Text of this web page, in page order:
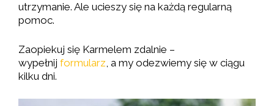
utrzymanie. Ale ucieszy się na każdą regularną
pomoc.
Zaopiekuj się Karmelem zdalnie –
wypełnij formularz, a my odezwiemy się w ciągu
kilku dni.